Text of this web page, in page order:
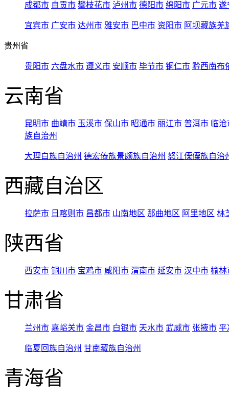
成都市 自贡市 攀枝花市 泸州市 德阳市 绵阳市 广元市 遂
宜宾市 广安市 达州市 雅安市 巴中市 资阳市 阿坝藏族羌
贵州省
贵阳市 六盘水市 遵义市 安顺市 毕节市 铜仁市 黔西南布
云南省
昆明市 曲靖市 玉溪市 保山市 昭通市 丽江市 普洱市 临
族自治州
大理白族自治州 德宏傣族景颇族自治州 怒江傈僳族自治
西藏自治区
拉萨市 日喀则市 昌都市 山南地区 那曲地区 阿里地区 林
陕西省
西安市 铜川市 宝鸡市 咸阳市 渭南市 延安市 汉中市 榆林
甘肃省
兰州市 嘉峪关市 金昌市 白银市 天水市 武威市 张掖市 平
临夏回族自治州 甘南藏族自治州
青海省